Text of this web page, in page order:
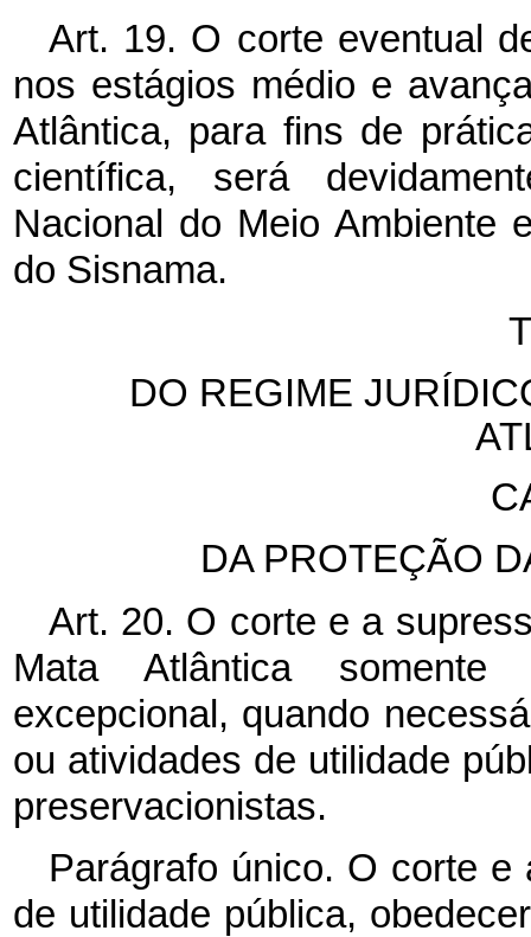
Art. 19. O corte eventual
nos estágios médio e
Atlântica, para fins de
científica, será
Nacional do Meio Ambiente
do Sisnama.
DO REGIME
DA PROTEÇÃO
Art. 20. O corte e a
Mata Atlântica
excepcional, quando
ou atividades de utilidade
preservacionistas.
Parágrafo único. O corte
de utilidade pública,